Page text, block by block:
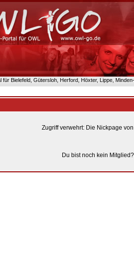
für Bielefeld, Gütersloh, Herford, Höxter, Lippe,
Zugriff verwehrt: Die Nickpage
Du bist noch kein